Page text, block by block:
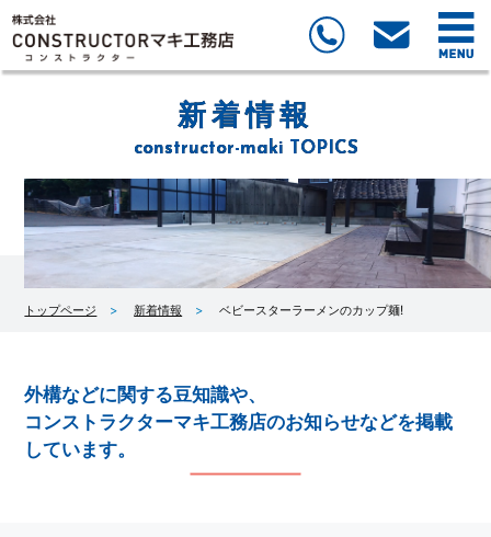
新着情報
constructor-maki TOPICS
トップページ 新着情報 ベビースターラーメンのカップ麺!
外構などに関する豆知識や、
コンストラクターマキ工務店のお知らせなどを掲載
しています。